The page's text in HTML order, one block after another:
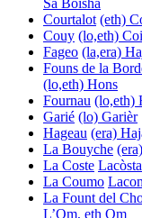
Courtalot (eth)
Couy (lo,eth) Coi
Fageo (la,era)
Founs de la
(lo,eth) Hons
Fournau (lo,eth)
Garié (lo) Garièr
Hageau (era)
La Bouyche
La Coste
La Coumo
La Fount del
L’Om, eth Om